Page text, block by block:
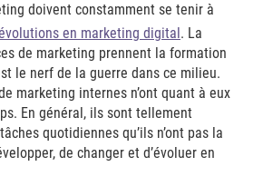
doivent constamment se tenir à
en marketing digital. La
de marketing prennent la formation
le nerf de la guerre dans ce milieu.
marketing internes n’ont quant à eux
En général, ils sont tellement
quotidiennes qu’ils n’ont pas la
de changer et d’évoluer en